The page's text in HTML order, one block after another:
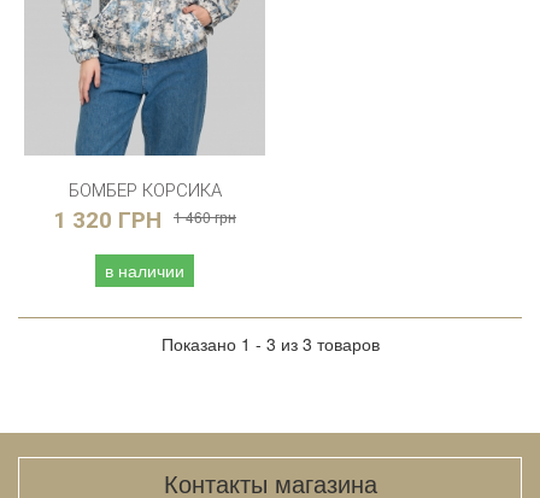
БОМБЕР КОРСИКА
1 320 ГРН 1 460 грн
в наличии
Показано 1 - 3 из 3 товаров
Контакты магазина